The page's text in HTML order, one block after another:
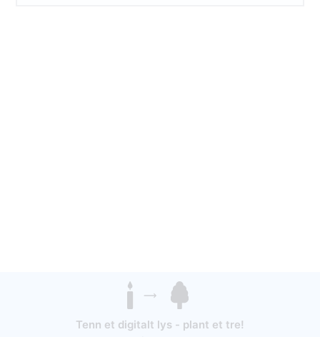
Tenn et digitalt lys - plant et tre!